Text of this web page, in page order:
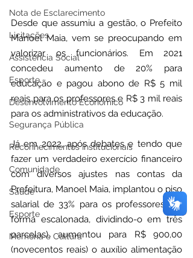
Nota de Esclarecimento
Licitações
Assistência Social
Esporte
Desenvolvimento Econômico
Segurança Pública
Reconhecimentos Institucionais
Comunidade
Saúde
Esporte
Memória e Cultura
Desde que assumiu a gestão, o Prefeito
Manoel Maia, vem se preocupando em
valorizar os funcionários. Em 2021
concedeu aumento de 20% para
educação e pagou abono de R$ 5 mil
reais para os professores e R$ 3 mil reais
para os administrativos da educação.
Já em 2022, após debates e tendo que
fazer um verdadeiro exercício financeiro
com diversos ajustes nas contas da
Prefeitura, Manoel Maia, implantou o piso
salarial de 33% para os professores (de
forma escalonada, dividindo-o em três
parcelas), aumentou para R$ 900,00
(novecentos reais) o auxílio alimentação